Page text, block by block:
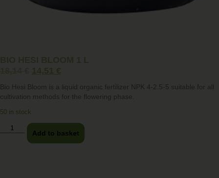
BIO HESI BLOOM 1 L
14,51 €
Bio Hesi Bloom is a liquid organic fertilizer NPK 4-2.5-5 suitable for all
cultivation methods for the flowering phase.
50 in stock
Add to basket